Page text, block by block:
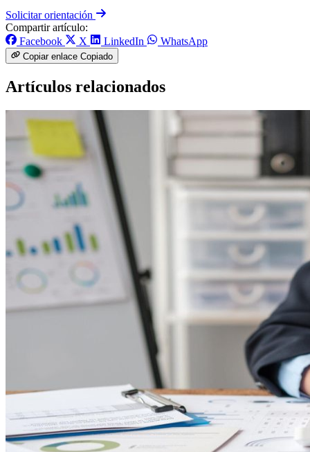
Solicitar orientación
Compartir artículo:
Facebook
X LinkedIn WhatsApp
Copiar enlace Copiado
Artículos relacionados